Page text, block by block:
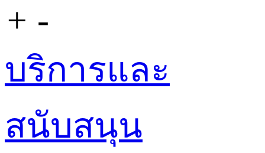
+ -
บริการและ
สนับสนุน